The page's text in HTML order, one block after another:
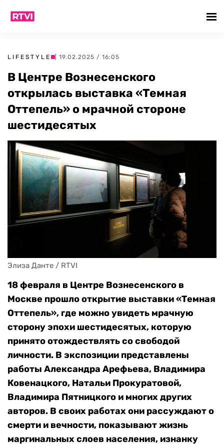
LIFESTYLE | 19.02.2025 / 16:05
В Центре Вознесенского
открылась выставка «Темная
Оттепель» о мрачной стороне
шестидесятых
Элиза Данте / RTVI
18 февраля в Центре Вознесенского в
Москве прошло открытие выставки «Темная
Оттепель», где можно увидеть мрачную
сторону эпохи шестидесятых, которую
принято отождествлять со свободой
личности. В экспозиции представлены
работы Александра Арефьева, Владимира
Ковенацкого, Натальи Прокуратовой,
Владимира Пятницкого и многих других
авторов. В своих работах они рассуждают о
смерти и вечности, показывают жизнь
маргинальных слоев населения, изнанку